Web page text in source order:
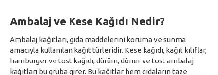
Ambalaj ve Kese Kağıdı Nedir?
Ambalaj kağıtları, gıda maddelerini koruma ve sunma
amacıyla kullanılan kağıt türleridir. Kese kağıdı, kağıt kılıflar,
hamburger ve tost kağıdı, dürüm, döner ve tost ambalaj
kağıtları bu gruba girer. Bu kağıtlar hem gıdaların taze